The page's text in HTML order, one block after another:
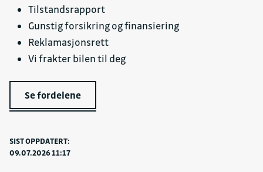
Tilstandsrapport
Gunstig forsikring og finansiering
Reklamasjonsrett
Vi frakter bilen til deg
Se fordelene
SIST OPPDATERT:
09.07.2026 11:17